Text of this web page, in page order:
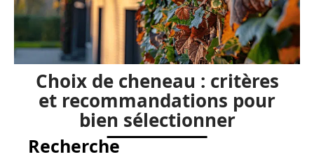
Choix de cheneau : critères
et recommandations pour
bien sélectionner
Recherche